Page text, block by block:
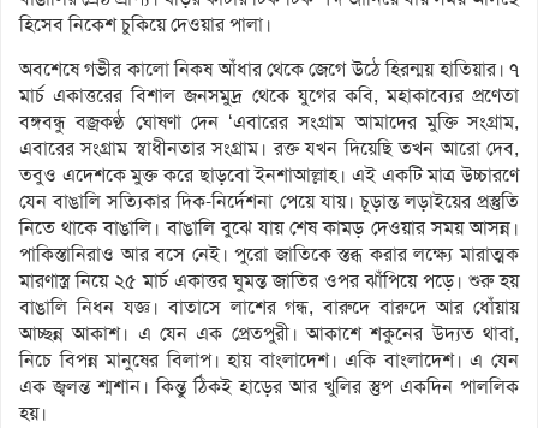
হিসেব নিকেশ চুকিয়ে দেওয়ার পালা।
অবশেষে গভীর কালো নিকষ আঁধার থেকে জেগে উঠে হিরন্ময় হাতিয়ার। ৭
মার্চ একাত্তরের বিশাল জনসমুদ্র থেকে যুগের কবি, মহাকাব্যের প্রণেতা
বঙ্গবন্ধু বজ্রকণ্ঠ ঘোষণা দেন ‘এবারের সংগ্রাম আমাদের মুক্তি সংগ্রাম,
এবারের সংগ্রাম স্বাধীনতার সংগ্রাম। রক্ত যখন দিয়েছি তখন আরো দেব,
তবুও এদেশকে মুক্ত করে ছাড়বো ইনশাআল্লাহ। এই একটি মাত্র উচ্চারণে
যেন বাঙালি সত্যিকার দিক-নির্দেশনা পেয়ে যায়। চূড়ান্ত লড়াইয়ের প্রস্তুতি
নিতে থাকে বাঙালি। বাঙালি বুঝে যায় শেষ কামড় দেওয়ার সময় আসন্ন।
পাকিস্তানিরাও আর বসে নেই। পুরো জাতিকে স্তব্ধ করার লক্ষ্যে মারাত্মক
মারণাস্ত্র নিয়ে ২৫ মার্চ একাত্তর ঘুমন্ত জাতির ওপর ঝাঁপিয়ে পড়ে। শুরু হয়
বাঙালি নিধন যজ্ঞ। বাতাসে লাশের গন্ধ, বারুদে বারুদে আর ধোঁয়ায়
আচ্ছন্ন আকাশ। এ যেন এক প্রেতপুরী। আকাশে শকুনের উদ্যত থাবা,
নিচে বিপন্ন মানুষের বিলাপ। হায় বাংলাদেশ। একি বাংলাদেশ। এ যেন
এক জ্বলন্ত শ্মশান। কিন্তু ঠিকই হাড়ের আর খুলির স্তুপ একদিন পাললিক
হয়।